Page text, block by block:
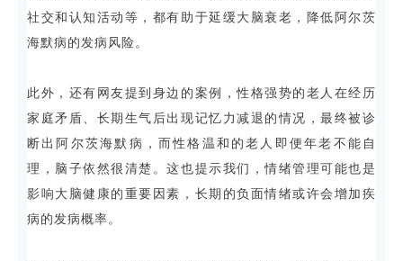
社交和认知活动等，都有助于延缓大脑衰老，降低阿尔茨
海默病的发病风险。
此外，还有网友提到身边的案例，性格强势的老人在经历
家庭矛盾、长期生气后出现记忆力减退的情况，最终被诊
断出阿尔茨海默病，而性格温和的老人即便年老不能自
理，脑子依然很清楚。这也提示我们，情绪管理可能也是
影响大脑健康的重要因素，长期的负面情绪或许会增加疾
病的发病概率。